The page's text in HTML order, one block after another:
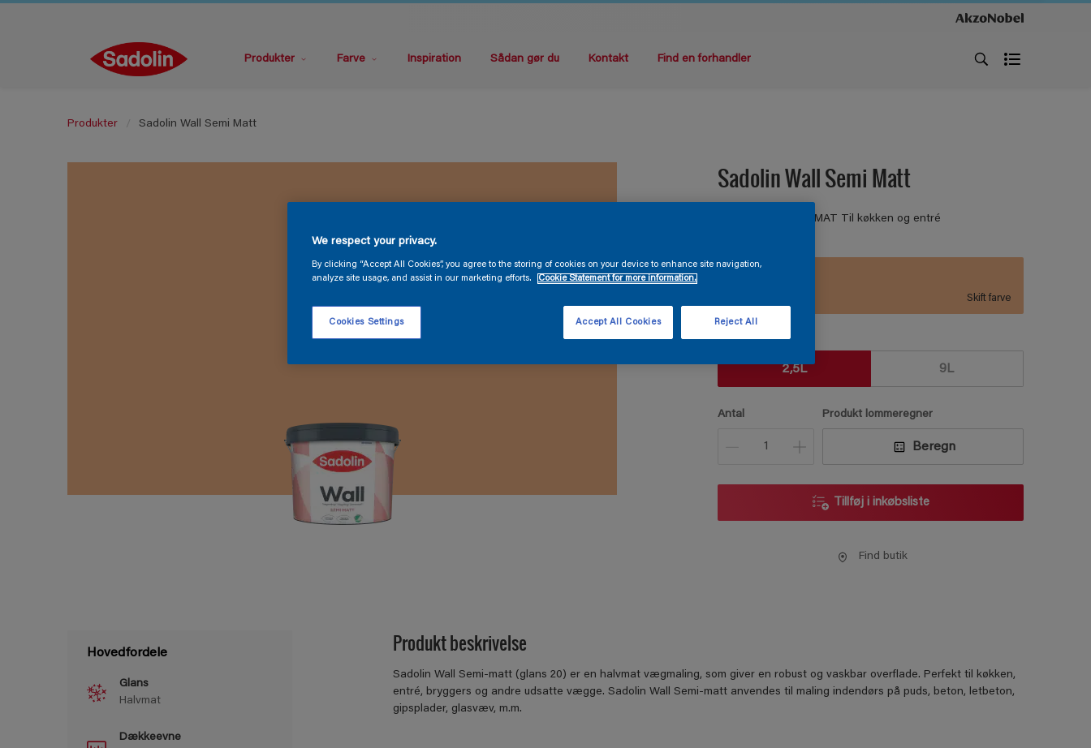
Produkter Farve Inspiration Sådan gør du Kontakt Find en forhandler
Produkter Sadolin Wall Semi Matt
Sadolin Wall Semi Matt
VÆGMALING HALVMAT Til køkken og entré
Skift farve
Størrelse
2,5L 9L
Antal Produkt lommeregner
Beregn
Tillføj i inkøbsliste
Find butik
Hovedfordele
Glans
Halvmat
Dækkeevne
Produkt beskrivelse
Sadolin Wall Semi-matt (glans 20) er en halvmat vægmaling, som giver en robust og vaskbar overflade. Perfekt til køkken,
entré, bryggers og andre udsatte vægge. Sadolin Wall Semi-matt anvendes til maling indendørs på puds, beton, letbeton,
gipsplader, glasvæv, m.m.
We respect your privacy.
By clicking “Accept All Cookies”, you agree to the storing of cookies on your device to enhance site navigation,
analyze site usage, and assist in our marketing efforts.
Cookie Statement for more information.
Cookies Settings Reject All
Accept All Cookies